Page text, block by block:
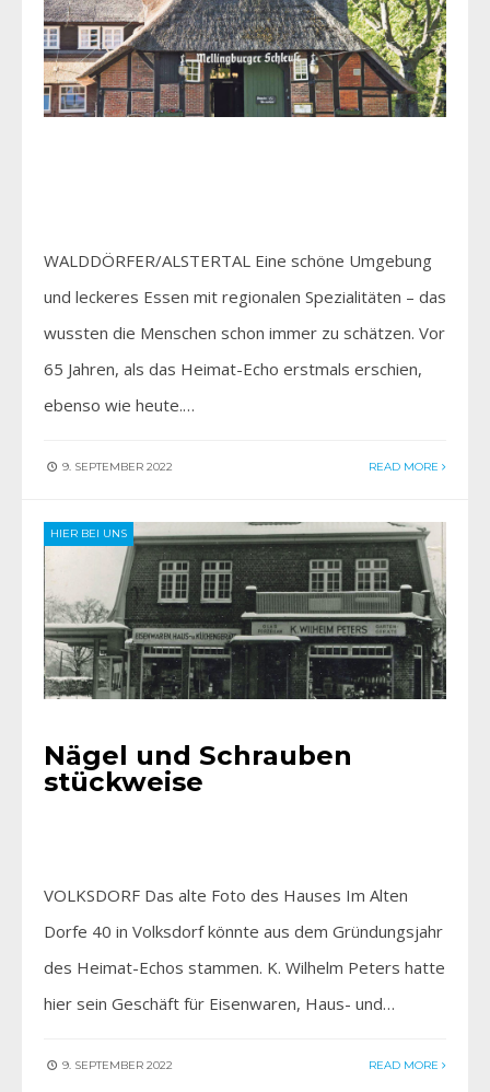
WALDDÖRFER/ALSTERTAL Eine schöne Umgebung
und leckeres Essen mit regionalen Spezialitäten – das
wussten die Menschen schon immer zu schätzen. Vor
65 Jahren, als das Heimat-Echo erstmals erschien,
ebenso wie heute.…
9. SEPTEMBER 2022 READ MORE
HIER BEI UNS
Nägel und Schrauben
stückweise
VOLKSDORF Das alte Foto des Hauses Im Alten
Dorfe 40 in Volksdorf könnte aus dem Gründungsjahr
des Heimat-Echos stammen. K. Wilhelm Peters hatte
hier sein Geschäft für Eisenwaren, Haus- und…
9. SEPTEMBER 2022 READ MORE